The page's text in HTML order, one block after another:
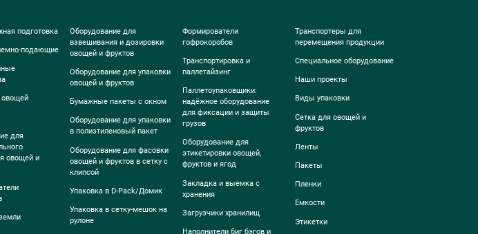
подготовка
подающие
овощей
для
овощей и
Оборудование для
взвешивания и дозировки
овощей и фруктов
Оборудование для упаковки
овощей и фруктов
Бумажные пакеты с окном
Оборудование для упаковки
в полиэтиленовый пакет
Оборудование для фасовки
овощей и фруктов в сетку с
клипсой
Упаковка в D-Pack/Домик
Упаковка в сетку-мешок на
рулоне
Формирователи
гофрокоробов
Транспортировка и
паллетайзинг
Паллетоупаковщики:
надёжное оборудование
для фиксации и защиты
грузов
Оборудование для
этикетировки овощей,
фруктов и ягод
Закладка и выемка с
хранения
Загрузчики хранилищ
Наполнители биг бэгов и
Транспортеры для
перемещения продукции
Специальное оборудование
Наши проекты
Виды упаковки
Сетка для овощей и
фруктов
Ленты
Пакеты
Пленки
Емкости
Этикетки